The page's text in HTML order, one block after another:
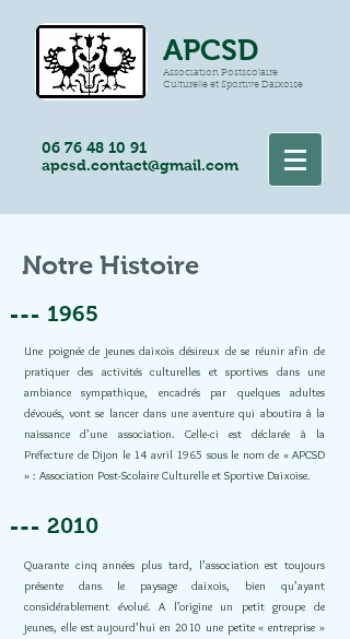
APCSD
Association Postscolaire
Culturelle et Sportive Daixoise
06 76 48 10 91
apcsd.contact@gmail.com
Notre Histoire
1965
Une poignée de jeunes daixois désireux de se réunir afin de
pratiquer des activités culturelles et sportives dans une
ambiance sympathique, encadrés par quelques adultes
dévoués, vont se lancer dans une aventure qui aboutira à la
naissance d’une association. Celle-ci est déclarée à la
Préfecture de Dijon le 14 avril 1965 sous le nom de « APCSD
» : Association Post-Scolaire Culturelle et Sportive Daixoise.
2010
Quarante cinq années plus tard, l’association est toujours
présente dans le paysage daixois, bien qu’ayant
considérablement évolué. A l’origine un petit groupe de
jeunes, elle est aujourd’hui en 2010 une petite « entreprise »